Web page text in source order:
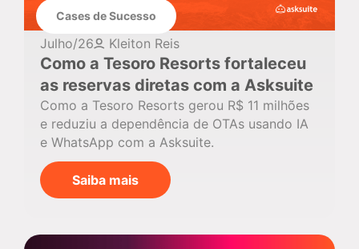
Cases de Sucesso
Julho/26 Kleiton Reis
Como a Tesoro Resorts fortaleceu
as reservas diretas com a Asksuite
Como a Tesoro Resorts gerou R$ 11 milhões
e reduziu a dependência de OTAs usando IA
e WhatsApp com a Asksuite.
Saiba mais